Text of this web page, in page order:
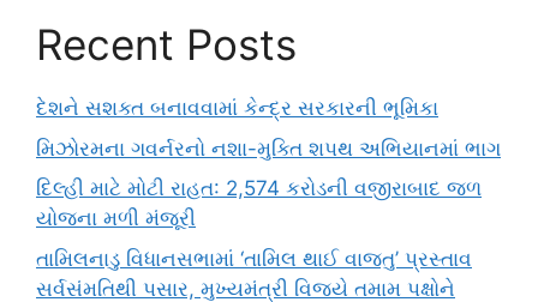
Recent Posts
દેશને સશક્ત બનાવવામાં કેન્દ્ર સરકારની ભૂમિકા
મિઝોરમના ગવર્નરનો નશા-મુક્તિ શપથ અભિયાનમાં ભાગ
દિલ્હી માટે મોટી રાહત: 2,574 કરોડની વજીરાબાદ જળ
યોજના મળી મંજૂરી
તામિલનાડુ વિધાનસભામાં ‘તામિલ થાઈ વાજ્તુ’ પ્રસ્તાવ
સર્વસંમતિથી પસાર, મુખ્યમંત્રી વિજયે તમામ પક્ષોને